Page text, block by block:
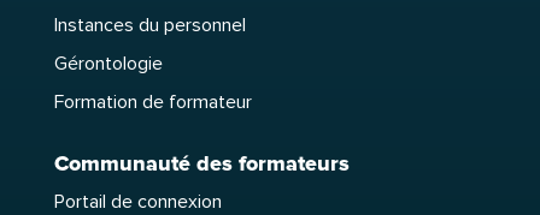
Instances du personnel
Gérontologie
Formation de formateur
Communauté des formateurs
Portail de connexion